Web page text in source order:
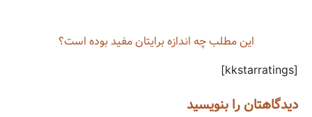
این مطلب چه‌ اندازه برایتان مفید بوده است؟
[kkstarratings]
دیدگاهتان را بنویسید